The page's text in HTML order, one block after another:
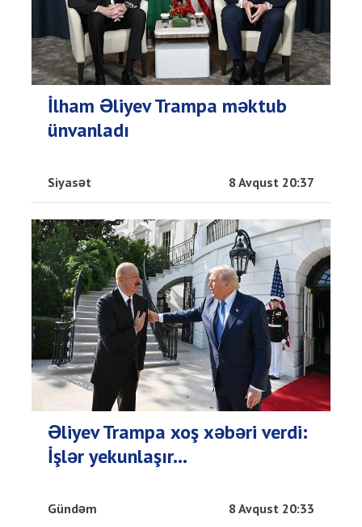
İlham Əliyev Trampa məktub
ünvanladı
Siyasət 8 Avqust 20:37
Əliyev Trampa xoş xəbəri verdi:
İşlər yekunlaşır...
Gündəm 8 Avqust 20:33